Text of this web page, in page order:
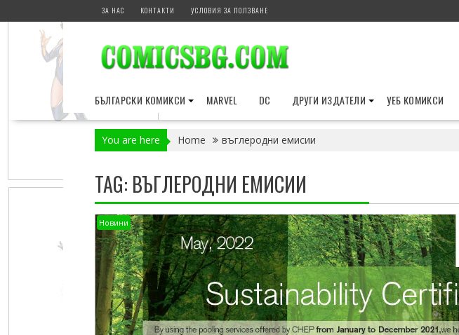
to
ЗА НАС КОНТАКТИ УСЛОВИЯ ЗА ПОЛЗВАНЕ
БЪЛГАРСКИ КОМИКСИ MARVEL DC ДРУГИ ИЗДАТЕЛИ УЕБ КОМИКСИ
You are here Home въглеродни емисии
TAG: ВЪГЛЕРОДНИ ЕМИСИИ
Новини